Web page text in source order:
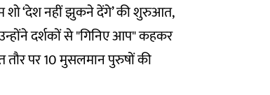
शो ‘देश नहीं झुकने देंगे’ की शुरुआत,
दर्शकों से "गिनिए आप" कहकर
पर10 मुसलमान पुरुषों की